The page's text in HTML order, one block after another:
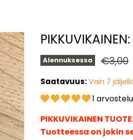
Alennuksessa €3,00
Saatavuus: Vain 7
1
PIKKUVIKAINEN
Tuotteessa on jokin